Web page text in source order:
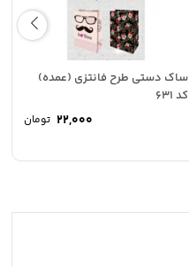
ساک دستی طرح فانتزی (عمده)
کد 631
22,000 تومان